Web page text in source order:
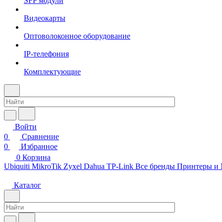
Видеокарты
Оптоволоконное оборудование
IP-телефония
Комплектующие
Войти
0
Сравнение
0
Избранное
0 Корзина
Ubiquiti MikroTik Zyxel Dahua TP-Link Все бренды Принтеры
Каталог